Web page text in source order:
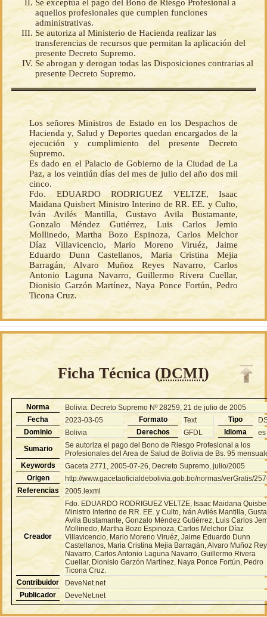
Se exceptúa el pago del Bono de Riesgo Profesional a
aquellos profesionales que cumplen funciones
administrativas.
Se autoriza al Ministerio de Hacienda realizar las
transferencias de recursos que permitan la aplicación del
presente Decreto Supremo.
Se abrogan y derogan todas las Disposiciones contrarias al
presente Decreto Supremo.
Los señores Ministros de Estado en los Despachos de
Hacienda y, Salud y Deportes quedan encargados de la
ejecución y cumplimiento del presente Decreto
Supremo.
Es dado en el Palacio de Gobierno de la Ciudad de La
Paz, a los veintiún días del mes de julio del año dos mil
cinco.
Fdo. EDUARDO RODRIGUEZ VELTZE, Isaac
Maidana Quisbert Ministro Interino de RR. EE. y Culto,
Iván Avilés Mantilla, Gustavo Avila Bustamante,
Gonzalo Méndez Gutiérrez, Luis Carlos Jemio
Mollinedo, Martha Bozo Espinoza, Carlos Melchor
Díaz Villavicencio, Mario Moreno Viruéz, Jaime
Eduardo Dunn Castellanos, Maria Cristina Mejia
Barragán, Alvaro Muñoz Reyes Navarro, Carlos
Antonio Laguna Navarro, Guillermo Rivera Cuellar,
Dionisio Garzón Martínez, Naya Ponce Fortún, Pedro
Ticona Cruz.
Ficha Técnica (DCMI)
Norma
Bolivia: Decreto Supremo Nº 28259, 21 de julio de 2005
Fecha
2023-03-05 Formato Text Tipo
Dominio
Bolivia Derechos GFDL Idioma
es
Sumario
Se autoriza el pago del Bono de Riesgo Profesional a los
Profesionales del Area de Salud de Bolivia de Bs. 95
Keywords
Gaceta 2771, 2005-07-26, Decreto Supremo, julio/2005
Origen
http://www.gacetaoficialdebolivia.gob.bo/normas/verGratis/
Referencias
2005.lexml
Creador
Fdo. EDUARDO RODRIGUEZ VELTZE, Isaac Maidana
Ministro Interino de RR. EE. y Culto, Iván Avilés Mantilla,
Avila Bustamante, Gonzalo Méndez Gutiérrez, Luis Carlos
Mollinedo, Martha Bozo Espinoza, Carlos Melchor Díaz
Villavicencio, Mario Moreno Viruéz, Jaime Eduardo Dunn
Castellanos, Maria Cristina Mejia Barragán, Alvaro Muñoz
Navarro, Carlos Antonio Laguna Navarro, Guillermo Rivera
Cuellar, Dionisio Garzón Martínez, Naya Ponce Fortún, Pedro
Ticona Cruz.
Contribuidor
DeveNet.net
Publicador
DeveNet.net